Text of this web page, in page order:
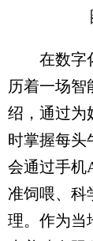
在数字化
历着一场智
绍，通过为
时掌握每头
会通过手机
准饲喂、科
理。作为当